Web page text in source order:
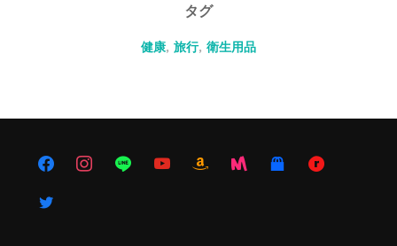
タグ
健康, 旅行, 衛生用品